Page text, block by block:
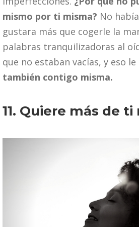
mismo por ti misma? No
gustara más que cogerle la
palabras tranquilizadoras al
que no estaban vacías, y eso le
también contigo misma.
11. Quiere más de ti